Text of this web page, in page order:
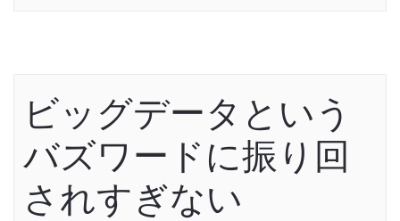
ビッグデータという
バズワードに振り回
されすぎない